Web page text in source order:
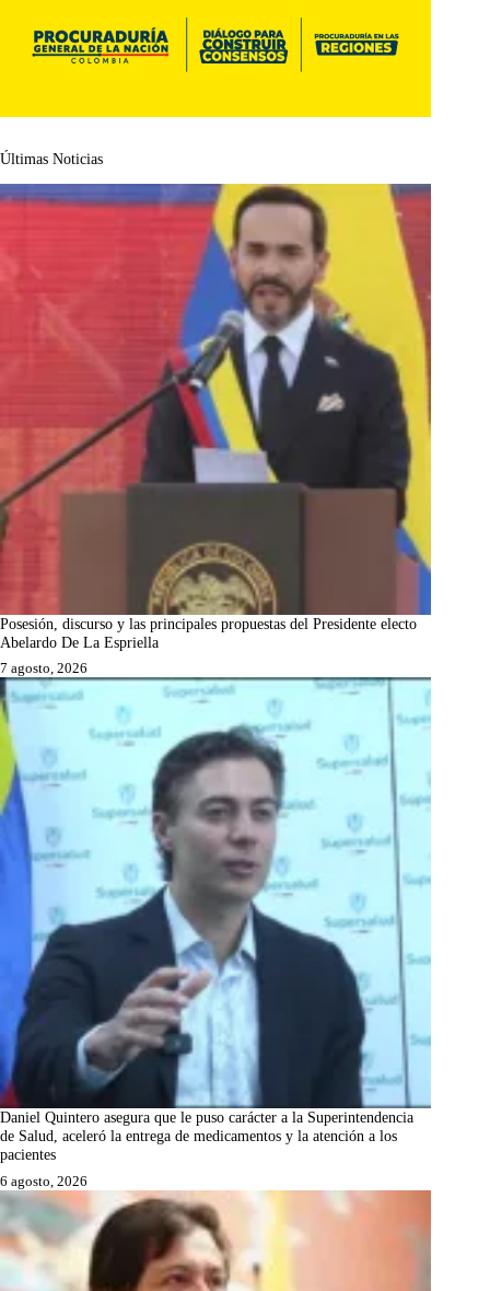
Últimas Noticias
Posesión, discurso y las principales propuestas del Presidente electo
Abelardo De La Espriella
7 agosto, 2026
Daniel Quintero asegura que le puso carácter a la Superintendencia
de Salud, aceleró la entrega de medicamentos y la atención a los
pacientes
6 agosto, 2026